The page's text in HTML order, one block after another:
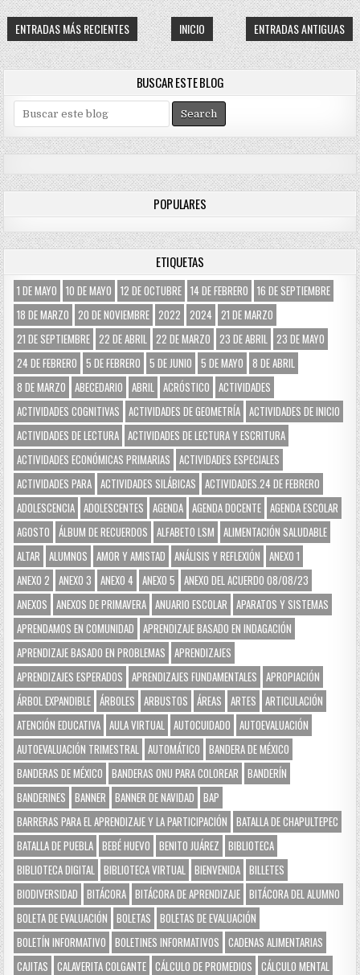
ENTRADAS MÁS RECIENTES ENTRADAS ANTIGUAS
INICIO
BUSCAR ESTE BLOG
e
a
r
h
o
r
:
POPULARES
ETIQUETAS
1 DE MAYO 10 DE MAYO 12 DE OCTUBRE 14 DE FEBRERO
16 DE SEPTIEMBRE
18 DE MARZO
20 DE NOVIEMBRE 2022 2024
21 DE MARZO
21 DE SEPTIEMBRE 22 DE ABRIL 22 DE MARZO 23 DE ABRIL
23 DE MAYO
24 DE FEBRERO
5 DE FEBRERO 5 DE JUNIO 5 DE MAYO
8 DE ABRIL
8 DE MARZO
ABECEDARIO ABRIL ACRÓSTICO
ACTIVIDADES
ACTIVIDADES COGNITIVAS
ACTIVIDADES DE GEOMETRÍA ACTIVIDADES DE INICIO
ACTIVIDADES DE LECTURA ACTIVIDADES DE LECTURA Y ESCRITURA
ACTIVIDADES ECONÓMICAS PRIMARIAS
ACTIVIDADES ESPECIALES
ACTIVIDADES PARA ACTIVIDADES SILÁBICAS
ACTIVIDADES.24 DE FEBRERO
ADOLESCENCIA ADOLESCENTES AGENDA AGENDA DOCENTE AGENDA ESCOLAR
AGOSTO
ÁLBUM DE RECUERDOS ALFABETO LSM
ALIMENTACIÓN SALUDABLE
ALTAR
ALUMNOS AMOR Y AMISTAD ANÁLISIS Y REFLEXIÓN
ANEXO 1
ANEXO 2
ANEXO 3 ANEXO 4 ANEXO 5
ANEXO DEL ACUERDO 08/08/23
ANEXOS
ANEXOS DE PRIMAVERA ANUARIO ESCOLAR
APARATOS Y SISTEMAS
APRENDAMOS EN COMUNIDAD
APRENDIZAJE BASADO EN INDAGACIÓN
APRENDIZAJE BASADO EN PROBLEMAS
APRENDIZAJES
APRENDIZAJES ESPERADOS
APRENDIZAJES FUNDAMENTALES
APROPIACIÓN
ÁRBOL EXPANDIBLE ÁRBOLES ARBUSTOS ÁREAS ARTES
ARTICULACIÓN
ATENCIÓN EDUCATIVA AULA VIRTUAL AUTOCUIDADO
AUTOEVALUACIÓN
AUTOEVALUACIÓN TRIMESTRAL
AUTOMÁTICO
BANDERA DE MÉXICO
BANDERAS DE MÉXICO
BANDERAS ONU PARA COLOREAR
BANDERÍN
BANDERINES
BANNER BANNER DE NAVIDAD
BAP
BARRERAS PARA EL APRENDIZAJE Y LA PARTICIPACIÓN
BATALLA DE CHAPULTEPEC
BATALLA DE PUEBLA BEBÉ HUEVO BENITO JUÁREZ
BIBLIOTECA
BIBLIOTECA DIGITAL
BIBLIOTECA VIRTUAL BIENVENIDA BILLETES
BIODIVERSIDAD
BITÁCORA BITÁCORA DE APRENDIZAJE BITÁCORA DEL ALUMNO
BOLETA DE EVALUACIÓN
BOLETAS
BOLETAS DE EVALUACIÓN
BOLETÍN INFORMATIVO
BOLETINES INFORMATIVOS
CADENAS ALIMENTARIAS
CAJITAS
CALAVERITA COLGANTE CÁLCULO DE PROMEDIOS
CÁLCULO MENTAL